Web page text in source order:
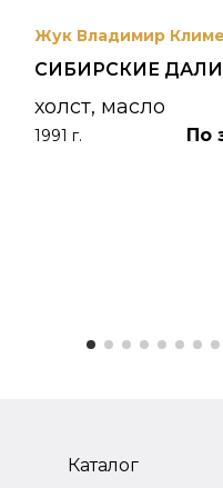
Жук Владимир
СИБИРСКИЕ ДАЛИ
холст, масло
1991 г. По
Каталог